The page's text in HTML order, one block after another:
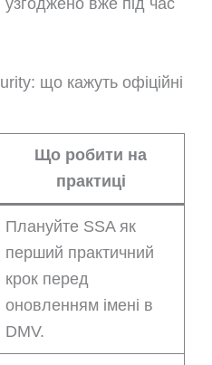
що кажуть офіційні
Що робити на
практиці
Плануйте SSA як
перший практичний
крок перед
оновленням імені в
DMV.